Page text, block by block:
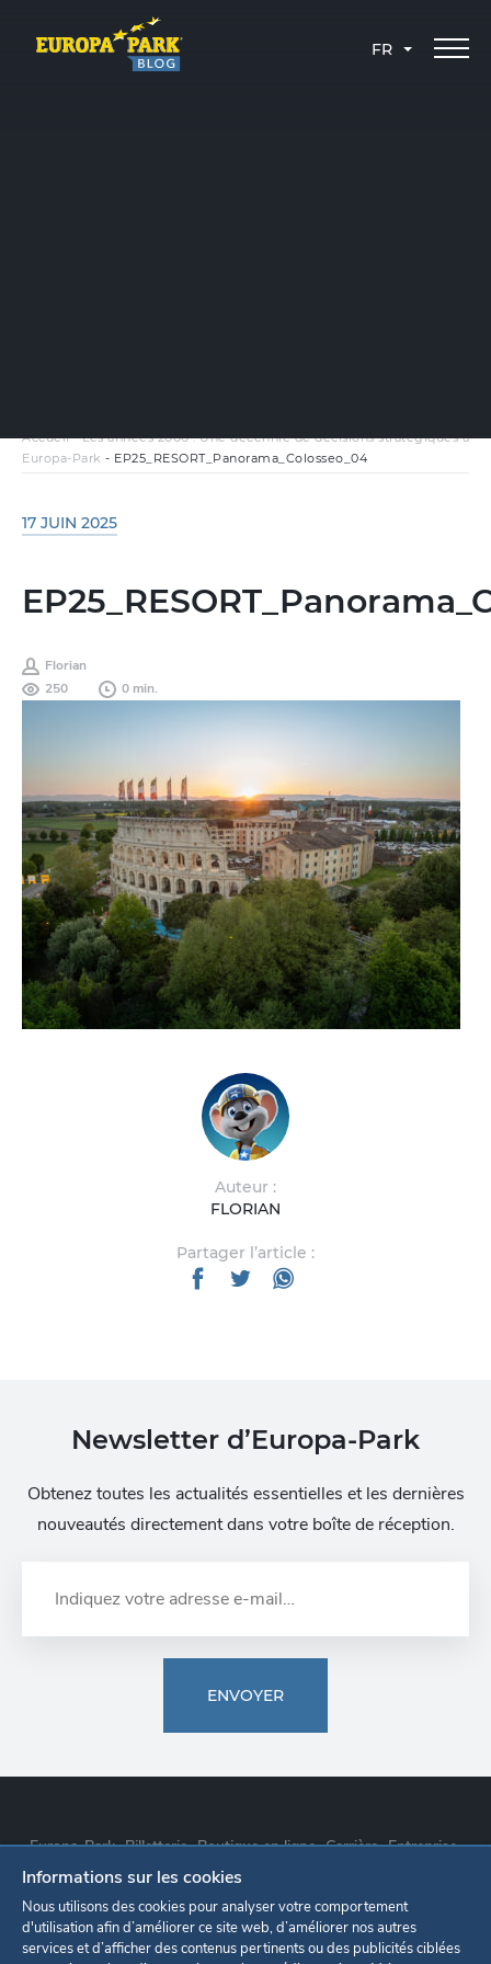
FR
Accueil-Les années 2000 : Une décennie de décisions stratégiques à
Europa-Park - EP25_RESORT_Panorama_Colosseo_04
17 JUIN 2025
Florian
250
0 min.
Auteur :
FLORIAN
Partager l’article :
Newsletter d’Europa-Park
Obtenez toutes les actualités essentielles et les dernières
nouveautés directement dans votre boîte de réception.
ENVOYER
Europa-Park Billetterie Boutique en ligne Carrière Entreprise
Déclaration de confidentialité Paramètres des cookies
Mentions légales
Informations sur les cookies
Nous utilisons des cookies pour analyser votre comportement
d'utilisation afin d’améliorer ce site web, d’améliorer nos autres
services et d’afficher des contenus pertinents ou des publicités ciblées